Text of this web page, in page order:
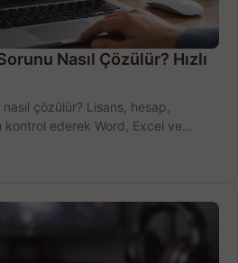
Nasıl Çözülür? Hızlı
çözülür? Lisans, hesap,
kontrol ederek Word, Excel ve